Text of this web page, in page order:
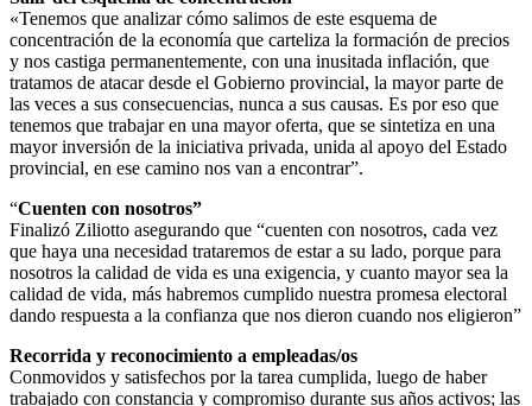
«Tenemos que analizar cómo salimos de este esquema de
concentración de la economía que carteliza la formación de precios
y nos castiga permanentemente, con una inusitada inflación, que
tratamos de atacar desde el Gobierno provincial, la mayor parte de
las veces a sus consecuencias, nunca a sus causas. Es por eso que
tenemos que trabajar en una mayor oferta, que se sintetiza en una
mayor inversión de la iniciativa privada, unida al apoyo del Estado
provincial, en ese camino nos van a encontrar”.
“Cuenten con nosotros”
Finalizó Ziliotto asegurando que “cuenten con nosotros, cada vez
que haya una necesidad trataremos de estar a su lado, porque para
nosotros la calidad de vida es una exigencia, y cuanto mayor sea la
calidad de vida, más habremos cumplido nuestra promesa electoral
dando respuesta a la confianza que nos dieron cuando nos eligieron”
Recorrida y reconocimiento a empleadas/os
Conmovidos y satisfechos por la tarea cumplida, luego de haber
trabajado con constancia y compromiso durante sus años activos; las